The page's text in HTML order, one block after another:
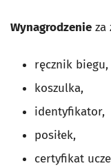
Wynagrodzenie za
ręcznik biegu,
koszulka,
identyfikator,
posiłek,
certyfikat